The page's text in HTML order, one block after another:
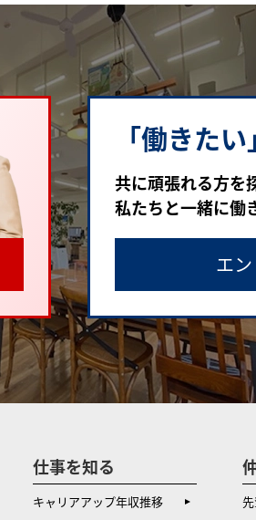
「働きた
共に頑張れる方を
私たちと一緒に働
エ
仕事を知る
キャリアアップ年収推移